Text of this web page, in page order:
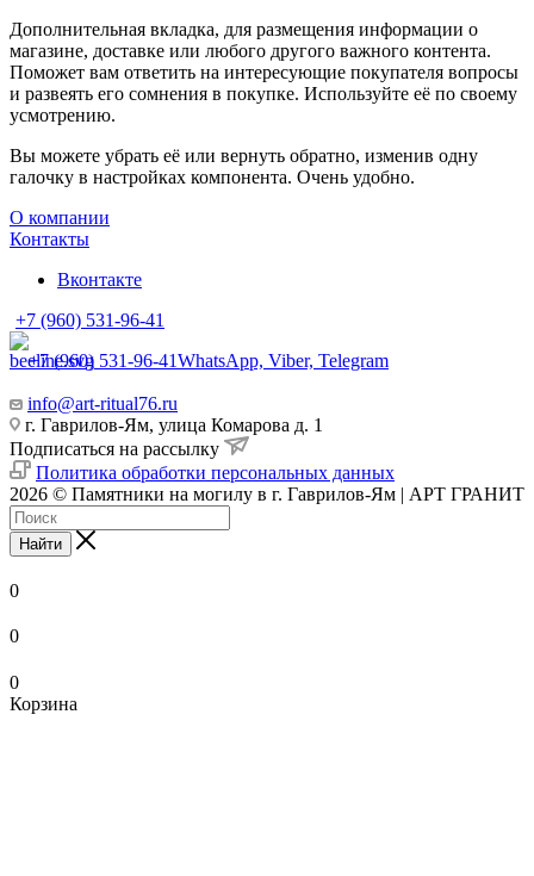
Дополнительная вкладка, для размещения информации о
магазине, доставке или любого другого важного контента.
Поможет вам ответить на интересующие покупателя вопросы
и развеять его сомнения в покупке. Используйте её по своему
усмотрению.
Вы можете убрать её или вернуть обратно, изменив одну
галочку в настройках компонента. Очень удобно.
О компании
Контакты
Вконтакте
+7 (960) 531-96-41
+7 (960) 531-96-41WhatsApp, Viber, Telegram
info@art-ritual76.ru
г. Гаврилов-Ям, улица Комарова д. 1
Подписаться на рассылку
Политика обработки персональных данных
2026 © Памятники на могилу в г. Гаврилов-Ям | АРТ ГРАНИТ
Найти
0
0
0
Корзина